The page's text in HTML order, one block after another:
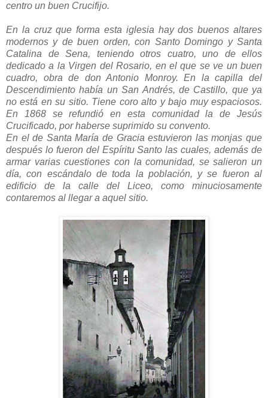
centro un buen Crucifijo.
En la cruz que forma esta iglesia hay dos buenos altares
modernos y de buen orden, con Santo Domingo y Santa
Catalina de Sena, teniendo otros cuatro, uno de ellos
dedicado a la Virgen del Rosario, en el que se ve un buen
cuadro, obra de don Antonio Monroy. En la capilla del
Descendimiento había un San Andrés, de Castillo, que ya
no está en su sitio. Tiene coro alto y bajo muy espaciosos.
En 1868 se refundió en esta comunidad la de Jesús
Crucificado, por haberse suprimido su convento.
En el de Santa María de Gracia estuvieron las monjas que
después lo fueron del Espíritu Santo las cuales, además de
armar varias cuestiones con la comunidad, se salieron un
día, con escándalo de toda la población, y se fueron al
edificio de la calle del Liceo, como minuciosamente
contaremos al llegar a aquel sitio.